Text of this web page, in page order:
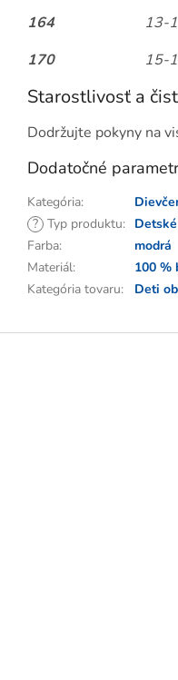
164
13-
170
15-
Starostlivosť a
Dodržujte pokyny na
Dodatočné
Kategória:
? Typ produktu:
Farba:
modrá
Materiál:
100 %
Kategória tovaru: Deti
Z